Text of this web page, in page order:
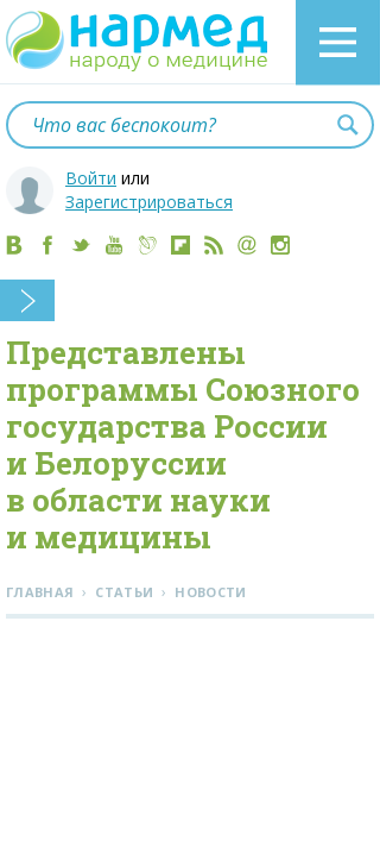
Войти или
Зарегистрироваться
Представлены
программы Союзного
государства России
и Белоруссии
в области науки
и медицины
ГЛАВНАЯ › СТАТЬИ › НОВОСТИ